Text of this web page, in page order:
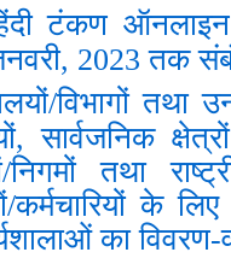
टंकण ऑनलाइन
2023 तक
विभागों तथा
सार्वजनिक
निगमों तथा
कर्मचारियों के
का विवरण-